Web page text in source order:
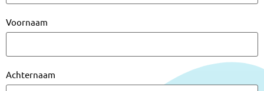
Voornaam
Achternaam